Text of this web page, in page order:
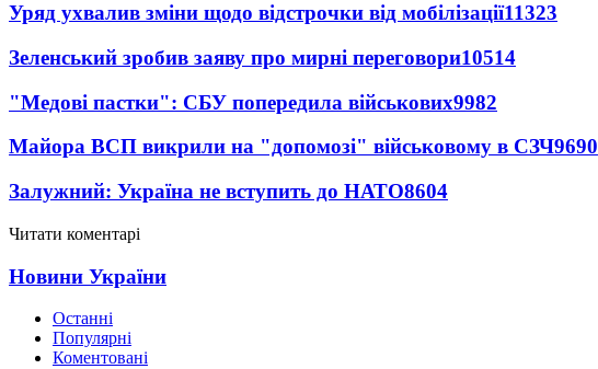
Уряд ухвалив зміни щодо відстрочки від мобілізації11323
Зеленський зробив заяву про мирні переговори10514
"Медові пастки": СБУ попередила військових9982
Майора ВСП викрили на "допомозі" військовому в СЗЧ9690
Залужний: Україна не вступить до НАТО8604
Читати коментарі
Новини України
Останні
Популярні
Коментовані